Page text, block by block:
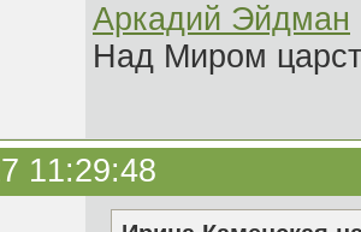
Аркадий Эйдман
Над Миром
11:29:48